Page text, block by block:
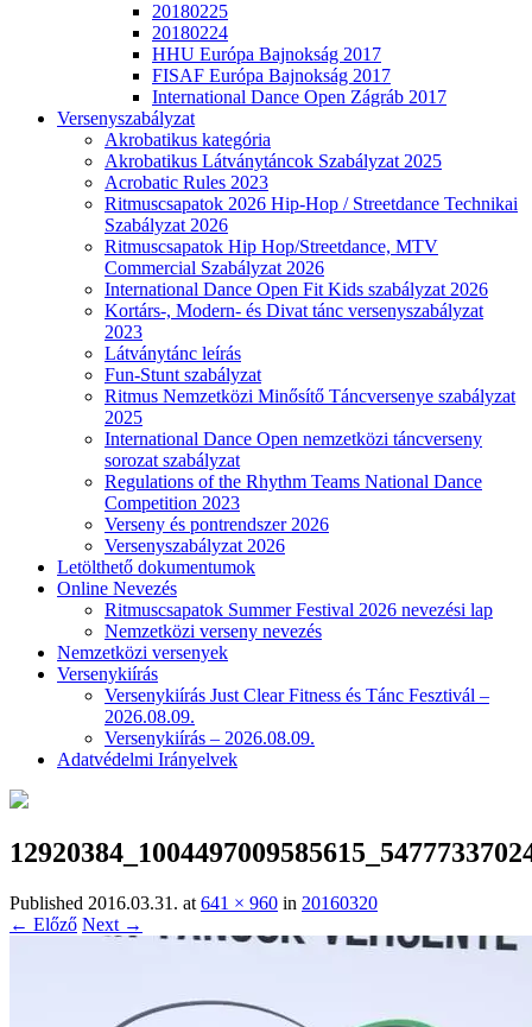
20180225
20180224
HHU Európa Bajnokság 2017
FISAF Európa Bajnokság 2017
International Dance Open Zágráb 2017
Versenyszabályzat
Akrobatikus kategória
Akrobatikus Látványtáncok Szabályzat 2025
Acrobatic Rules 2023
Ritmuscsapatok 2026 Hip-Hop / Streetdance Technikai
Szabályzat 2026
Ritmuscsapatok Hip Hop/Streetdance, MTV
Commercial Szabályzat 2026
International Dance Open Fit Kids szabályzat 2026
Kortárs-, Modern- és Divat tánc versenyszabályzat
2023
Látványtánc leírás
Fun-Stunt szabályzat
Ritmus Nemzetközi Minősítő Táncversenye szabályzat
2025
International Dance Open nemzetközi táncverseny
sorozat szabályzat
Regulations of the Rhythm Teams National Dance
Competition 2023
Verseny és pontrendszer 2026
Versenyszabályzat 2026
Letölthető dokumentumok
Online Nevezés
Ritmuscsapatok Summer Festival 2026 nevezési lap
Nemzetközi verseny nevezés
Nemzetközi versenyek
Versenykiírás
Versenykiírás Just Clear Fitness és Tánc Fesztivál –
2026.08.09.
Versenykiírás – 2026.08.09.
Adatvédelmi Irányelvek
Published 2016.03.31. at 641 × 960 in 20160320
← Előző Next →